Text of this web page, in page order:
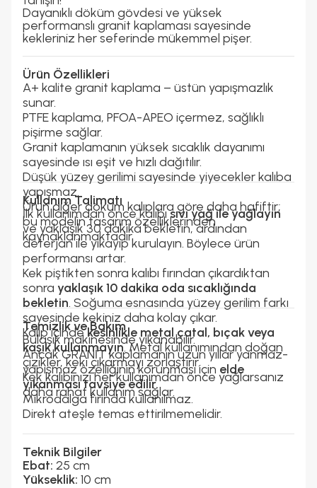
Dayanıklı döküm gövdesi ve yüksek
performanslı granit kaplaması sayesinde
kekleriniz her seferinde mükemmel pişer.
Ürün Özellikleri
A+ kalite granit kaplama – üstün yapışmazlık
sunar.
PTFE kaplama, PFOA-APEO içermez, sağlıklı
pişirme sağlar.
Granit kaplamanın yüksek sıcaklık dayanımı
sayesinde ısı eşit ve hızlı dağıtılır.
Düşük yüzey gerilimi sayesinde yiyecekler kalıba
yapışmaz.
Ürün diğer döküm kalıplara göre daha hafiftir;
bu modelin tasarım özelliklerinden
kaynaklanmaktadır.
Kullanım Talimatı
İlk kullanımdan önce kalıbı
sıvı yağ ile yağlayın
ve yaklaşık 30 dakika bekletin, ardından
deterjan ile yıkayıp kurulayın. Böylece ürün
performansı artar.
Kek piştikten sonra kalıbı fırından çıkardıktan
sonra yaklaşık 10 dakika oda sıcaklığında
bekletin. Soğuma esnasında yüzey gerilim farkı
sayesinde kekiniz daha kolay çıkar.
Kalıp içindekesinlikle metal çatal, bıçak veya
kaşık kullanmayın. Metal kullanımından doğan
çizikler, keki çıkarmayı zorlaştırır.
Kek kalıbınızı her kullanımdan önce yağlarsanız
daha rahat kullanım sağlar.
Temizlik ve Bakım
Bulaşık makinesinde yıkanabilir.
Ancak GRANİT kaplamanın uzun yıllar yanmaz-
yapışmaz özelliğinin korunması için elde
yıkanması tavsiye edilir.
Mikrodalga fırında kullanılmaz.
Direkt ateşle temas ettirilmemelidir.
Teknik Bilgiler
Ebat: 25 cm
Yükseklik: 10 cm